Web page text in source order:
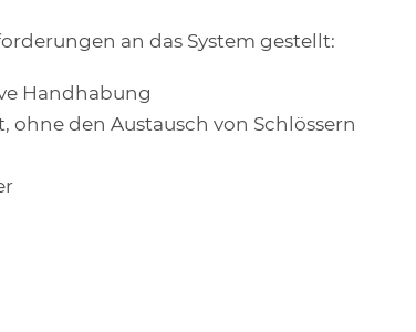
an das System gestellt:
Handhabung
ohne den Austausch von Schlössern